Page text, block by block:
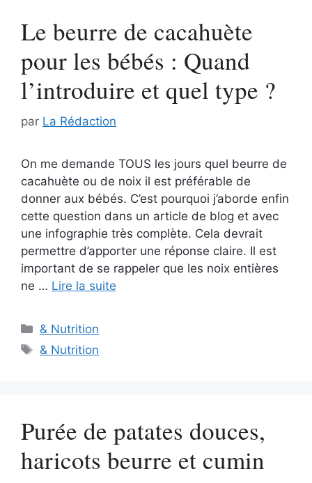
Le beurre de cacahuète
pour les bébés : Quand
l’introduire et quel type ?
par La Rédaction
On me demande TOUS les jours quel beurre de
cacahuète ou de noix il est préférable de
donner aux bébés. C’est pourquoi j’aborde enfin
cette question dans un article de blog et avec
une infographie très complète. Cela devrait
permettre d’apporter une réponse claire. Il est
important de se rappeler que les noix entières
ne … Lire la suite
Catégories
& Nutrition
Étiquettes
& Nutrition
Purée de patates douces,
haricots beurre et cumin